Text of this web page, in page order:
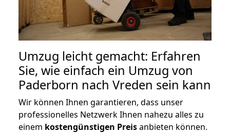
Umzug leicht gemacht: Erfahren
Sie, wie einfach ein Umzug von
Paderborn nach Vreden sein kann
Wir können Ihnen garantieren, dass unser
professionelles Netzwerk Ihnen nahezu alles zu
einem kostengünstigen Preisanbieten können.